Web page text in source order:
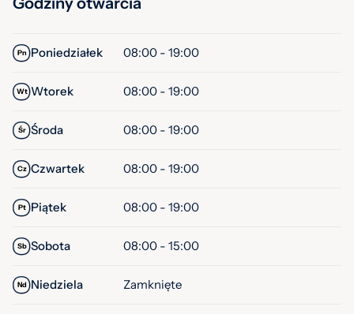
Pn Poniedziałek 08:00 - 19:00
Wt Wtorek 08:00 - 19:00
Śr Środa 08:00 - 19:00
Cz Czwartek 08:00 - 19:00
Pt Piątek 08:00 - 19:00
Sb Sobota 08:00 - 15:00
Nd Niedziela Zamknięte